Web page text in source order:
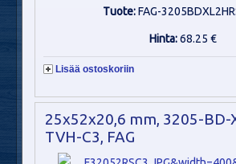
Tuote:FAG-
Hinta:68.25 €
Lisää ostoskoriin
25x52x20,6 mm, 3205-BD-
TVH-C3, FAG